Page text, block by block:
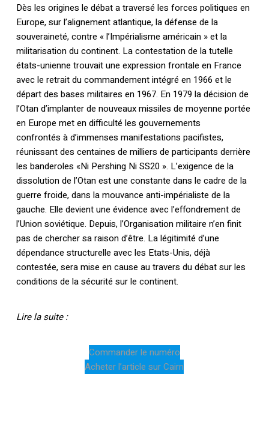
Dès les origines le débat a traversé les forces politiques en
Europe, sur l’alignement atlantique, la défense de la
souveraineté, contre « l’Impérialisme américain » et la
militarisation du continent. La contestation de la tutelle
états-unienne trouvait une expression frontale en France
avec le retrait du commandement intégré en 1966 et le
départ des bases militaires en 1967. En 1979 la décision de
l’Otan d’implanter de nouveaux missiles de moyenne portée
en Europe met en difficulté les gouvernements
confrontés à d’immenses manifestations pacifistes,
réunissant des centaines de milliers de participants derrière
les banderoles «Ni Pershing Ni SS20 ». L’exigence de la
dissolution de l’Otan est une constante dans le cadre de la
guerre froide, dans la mouvance anti-impérialiste de la
gauche. Elle devient une évidence avec l’effondrement de
l’Union soviétique. Depuis, l’Organisation militaire n’en finit
pas de chercher sa raison d’être. La légitimité d’une
dépendance structurelle avec les Etats-Unis, déjà
contestée, sera mise en cause au travers du débat sur les
conditions de la sécurité sur le continent.
Lire la suite :
Commander le numéro
Acheter l’article sur Cairn